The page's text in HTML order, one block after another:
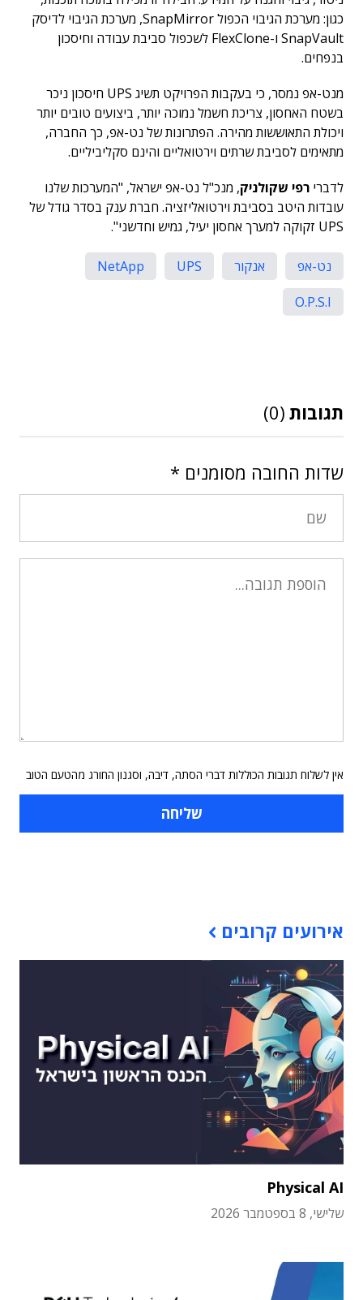
כגון: מערכת הגיבוי הכפול SnapMirror, מערכת הגיבוי לדיסק
SnapVault ו-FlexClone לשכפול סביבת עבודה וחיסכון
בנפחים.
מנט-אפ נמסר, כי בעקבות הפרויקט תשיג UPS חיסכון ניכר
בשטח האחסון, צריכת חשמל נמוכה יותר, ביצועים טובים יותר
ויכולת התאוששות מהירה. הפתרונות של נט-אפ, כך החברה,
מתאימים לסביבת שרתים וירטואליים והינם סקליביליים.
לדברי רפי שקולניק, מנכ"ל נט-אפ ישראל, "המערכות שלנו
עובדות היטב בסביבת וירטואליזציה. חברת ענק בסדר גודל של
UPS זקוקה למערך אחסון יעיל, גמיש וחדשני".
נט-אפ אנקור UPS
NetApp
O.P.S.I
תגובות (0)
שדות החובה מסומנים *
אין לשלוח תגובות הכוללות דברי הסתה, דיבה, וסגנון החורג מהטעם הטוב
אירועים קרובים
Physical AI
שלישי, 8 בספטמבר 2026